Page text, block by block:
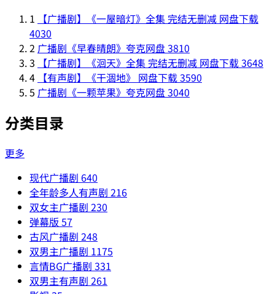
1
【广播剧】《一屋暗灯》全集 完结无删减 网盘下载
4030
2 广播剧《早春晴朗》夸克网盘3810
3
【广播剧】《洄天》全集 完结无删减 网盘下载3648
4 【有声剧】《干涸地》 网盘下载3590
5 广播剧《一颗苹果》夸克网盘3040
分类目录
更多
现代广播剧 640
全年龄多人有声剧 216
双女主广播剧 230
弹幕版 57
古风广播剧 248
双男主广播剧 1175
言情BG广播剧 331
双男主有声剧 261